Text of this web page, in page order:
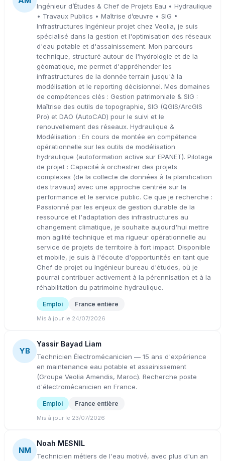
Ingénieur d’Études & Chef de Projets Eau • Hydraulique
• Travaux Publics • Maîtrise d’œuvre • SIG •
Infrastructures Ingénieur projet chez Veolia, je suis
spécialisé dans la gestion et l'optimisation des réseaux
d'eau potable et d'assainissement. Mon parcours
technique, structuré autour de l'hydrologie et de la
géomatique, me permet d'appréhender les
infrastructures de la donnée terrain jusqu'à la
modélisation et le reporting décisionnel. Mes domaines
de compétences clés : Gestion patrimoniale & SIG :
Maîtrise des outils de topographie, SIG (QGIS/ArcGIS
Pro) et DAO (AutoCAD) pour le suivi et le
renouvellement des réseaux. Hydraulique &
Modélisation : En cours de montée en compétence
opérationnelle sur les outils de modélisation
hydraulique (autoformation active sur EPANET). Pilotage
de projet : Capacité à orchestrer des projets
complexes (de la collecte de données à la planification
des travaux) avec une approche centrée sur la
performance et le service public. Ce que je recherche :
Passionné par les enjeux de gestion durable de la
ressource et l'adaptation des infrastructures au
changement climatique, je souhaite aujourd'hui mettre
mon agilité technique et ma rigueur opérationnelle au
service de projets de territoire à fort impact. Disponible
et mobile, je suis à l'écoute d'opportunités en tant que
Chef de projet ou Ingénieur bureau d'études, où je
pourrai contribuer activement à la pérennisation et à la
réhabilitation du patrimoine hydraulique.
Emploi France entière
Mis à jour le 24/07/2026
YB
Yassir Bayad Liam
Technicien Électromécanicien — 15 ans d'expérience
en maintenance eau potable et assainissement
(Groupe Veolia Amendis, Maroc). Recherche poste
d'électromécanicien en France.
Emploi France entière
Mis à jour le 23/07/2026
NM
Noah MESNIL
Technicien métiers de l'eau motivé, avec plus d'un an